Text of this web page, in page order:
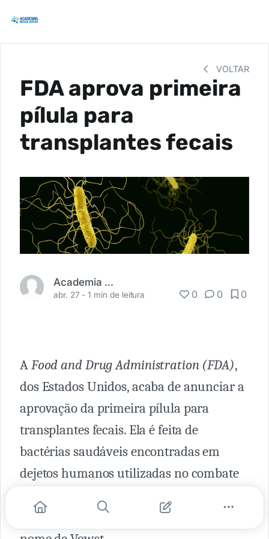
VOLTAR
FDA aprova primeira
pílula para
transplantes fecais
Academia Médica
abr. 27 -1 min de leitura 0 0 0
AFood and Drug Administration (FDA),
dos Estados Unidos, acaba de anunciar a
aprovação da primeira pílula para
transplantes fecais. Ela é feita de
bactérias saudáveis ​​ encontradas em
dejetos humanos utilizadas no combate
perigosas e será comercializada com o